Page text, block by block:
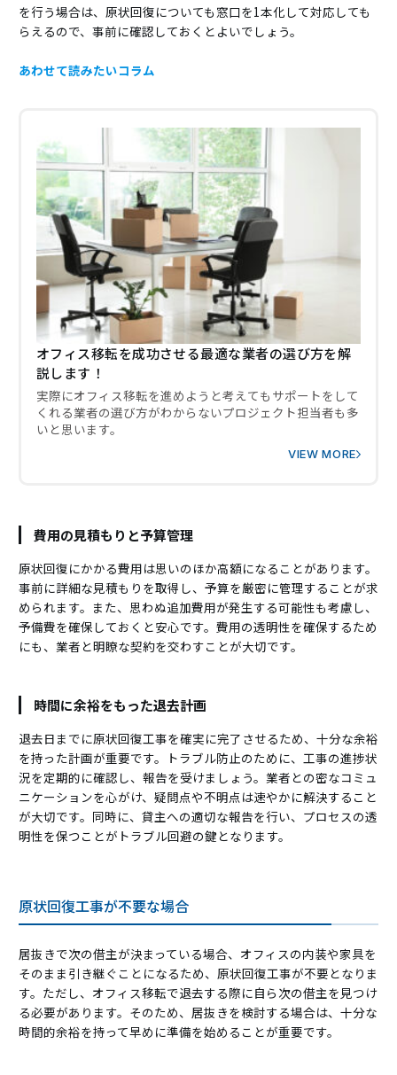
を行う場合は、原状回復についても窓口を1本化して対応しても
らえるので、事前に確認しておくとよいでしょう。
あわせて読みたいコラム
オフィス移転を成功させる最適な業者の選び方を解
説します！
実際にオフィス移転を進めようと考えてもサポートをして
くれる業者の選び方がわからないプロジェクト担当者も多
いと思います。
VIEW MORE
費用の見積もりと予算管理
原状回復にかかる費用は思いのほか高額になることがあります。
事前に詳細な見積もりを取得し、予算を厳密に管理することが求
められます。また、思わぬ追加費用が発生する可能性も考慮し、
予備費を確保しておくと安心です。費用の透明性を確保するため
にも、業者と明瞭な契約を交わすことが大切です。
時間に余裕をもった退去計画
退去日までに原状回復工事を確実に完了させるため、十分な余裕
を持った計画が重要です。トラブル防止のために、工事の進捗状
況を定期的に確認し、報告を受けましょう。業者との密なコミュ
ニケーションを心がけ、疑問点や不明点は速やかに解決すること
が大切です。同時に、貸主への適切な報告を行い、プロセスの透
明性を保つことがトラブル回避の鍵となります。
原状回復工事が不要な場合
居抜きで次の借主が決まっている場合、オフィスの内装や家具を
そのまま引き継ぐことになるため、原状回復工事が不要となりま
す。ただし、オフィス移転で退去する際に自ら次の借主を見つけ
る必要があります。そのため、居抜きを検討する場合は、十分な
時間的余裕を持って早めに準備を始めることが重要です。